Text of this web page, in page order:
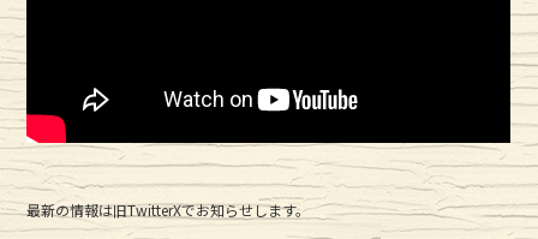
最新の情報は旧TwitterXでお知らせします。